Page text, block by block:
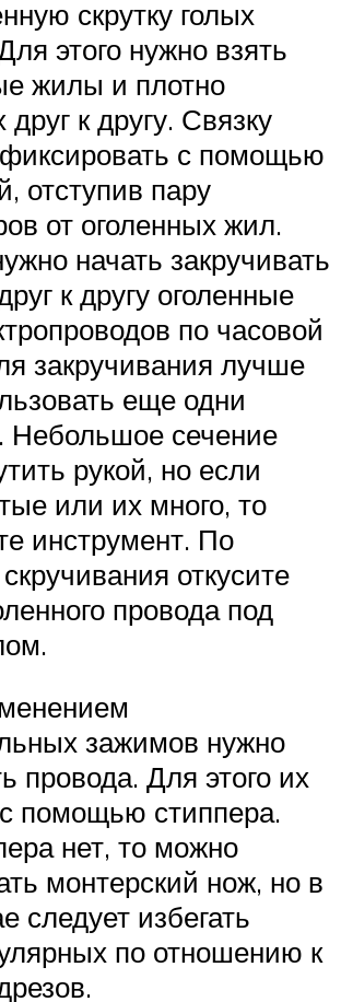
скрутку голых
этого нужно взять
жилы и плотно
к другу. Связку
с помощью
отступив пару
от оголенных жил.
начать закручивать
к другу оголенные
по часовой
закручивания лучше
еще одни
Небольшое сечение
рукой, но если
или их много, то
инструмент. По
откусите
провода под
зажимов нужно
провода. Для этого их
помощью стиппера.
нет, то можно
монтерский нож, но в
следует избегать
по отношению к